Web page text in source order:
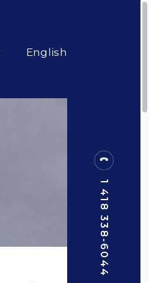
English
1 418 338-6044